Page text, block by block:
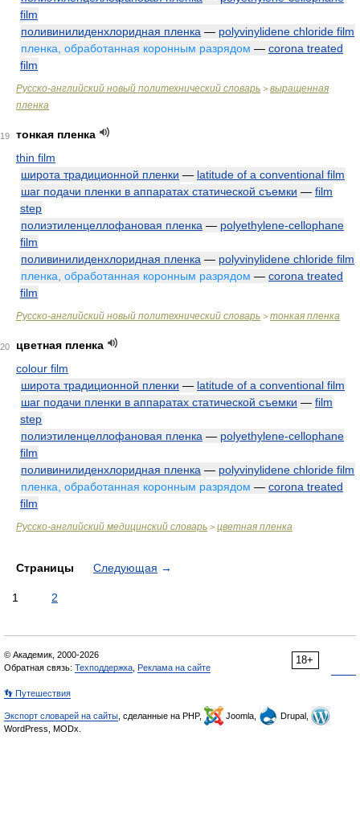
film
поливинилиденхлоридная пленка — polyvinylidene chloride film
пленка, обработанная коронным разрядом — corona treated
film
Русско-английский новый политехнический словарь > выращенная
пленка
19
тонкая пленка
thin film
широта традиционной пленки — latitude of a conventional film
шаг подачи пленки в аппаратах статической съемки — film
step
полиэтиленцеллофановая пленка — polyethylene-cellophane
film
поливинилиденхлоридная пленка — polyvinylidene chloride film
пленка, обработанная коронным разрядом — corona treated
film
Русско-английский новый политехнический словарь > тонкая пленка
20
цветная пленка
colour film
широта традиционной пленки — latitude of a conventional film
шаг подачи пленки в аппаратах статической съемки — film
step
полиэтиленцеллофановая пленка — polyethylene-cellophane
film
поливинилиденхлоридная пленка — polyvinylidene chloride film
пленка, обработанная коронным разрядом — corona treated
film
Русско-английский медицинский словарь > цветная пленка
Страницы Следующая →
1 2
18+
© Академик, 2000-2026
Обратная связь: Техподдержка Реклама на сайте
👣 Путешествия
Экспорт словарей на сайты , сделанные на PHP, Joomla,
Drupal,
WordPress, MODx.